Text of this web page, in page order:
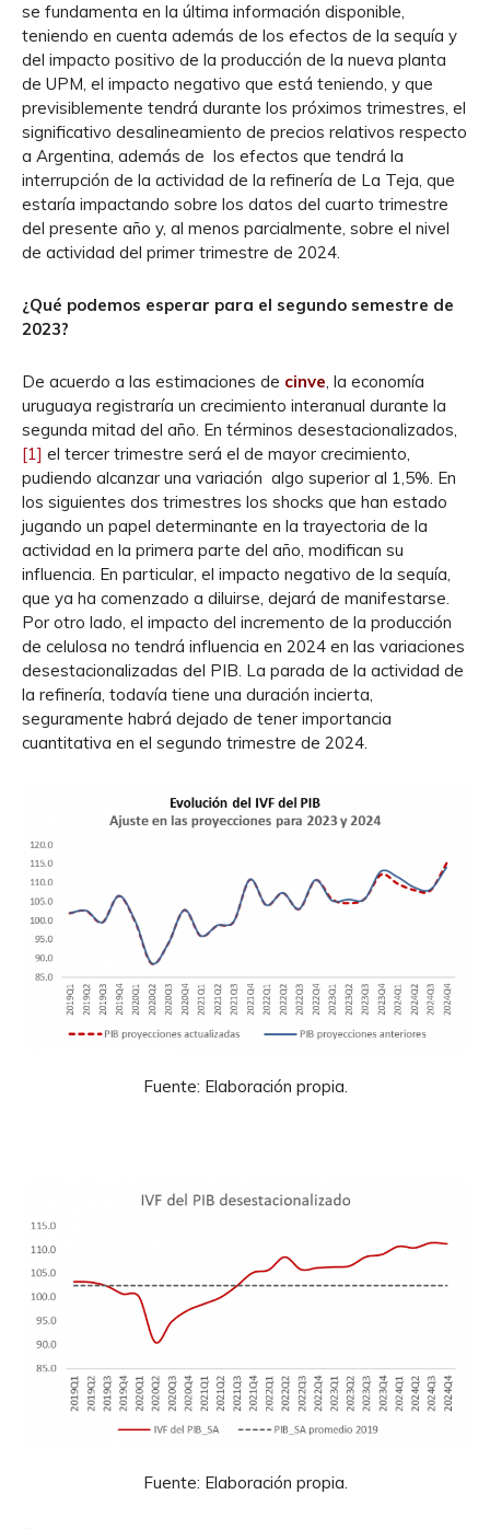
se fundamenta en la última información disponible,
teniendo en cuenta además de los efectos de la sequía y
del impacto positivo de la producción de la nueva planta
de UPM, el impacto negativo que está teniendo, y que
previsiblemente tendrá durante los próximos trimestres, el
significativo desalineamiento de precios relativos respecto
a Argentina, además de los efectos que tendrá la
interrupción de la actividad de la refinería de La Teja, que
estaría impactando sobre los datos del cuarto trimestre
del presente año y, al menos parcialmente, sobre el nivel
de actividad del primer trimestre de 2024.
¿Qué podemos esperar para el segundo semestre de
2023?
De acuerdo a las estimaciones de cinve, la economía
uruguaya registraría un crecimiento interanual durante la
segunda mitad del año. En términos desestacionalizados,
[1] el tercer trimestre será el de mayor crecimiento,
pudiendo alcanzar una variación algo superior al 1,5%. En
los siguientes dos trimestres los shocks que han estado
jugando un papel determinante en la trayectoria de la
actividad en la primera parte del año, modifican su
influencia. En particular, el impacto negativo de la sequía,
que ya ha comenzado a diluirse, dejará de manifestarse.
Por otro lado, el impacto del incremento de la producción
de celulosa no tendrá influencia en 2024 en las variaciones
desestacionalizadas del PIB. La parada de la actividad de
la refinería, todavía tiene una duración incierta,
seguramente habrá dejado de tener importancia
cuantitativa en el segundo trimestre de 2024.
Fuente: Elaboración propia.
Fuente: Elaboración propia.